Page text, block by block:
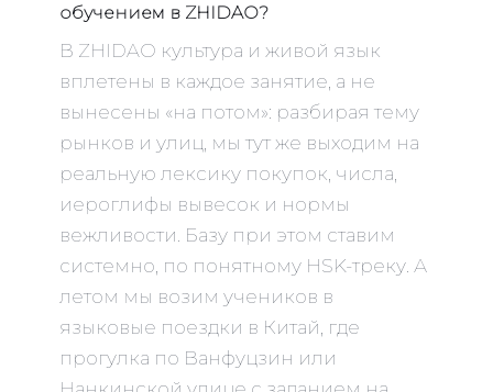
обучением в ZHIDAO?
В ZHIDAO культура и живой язык
вплетены в каждое занятие, а не
вынесены «на потом»: разбирая тему
рынков и улиц, мы тут же выходим на
реальную лексику покупок, числа,
иероглифы вывесок и нормы
вежливости. Базу при этом ставим
системно, по понятному HSK-треку. А
летом мы возим учеников в
языковые поездки в Китай, где
прогулка по Ванфуцзин или